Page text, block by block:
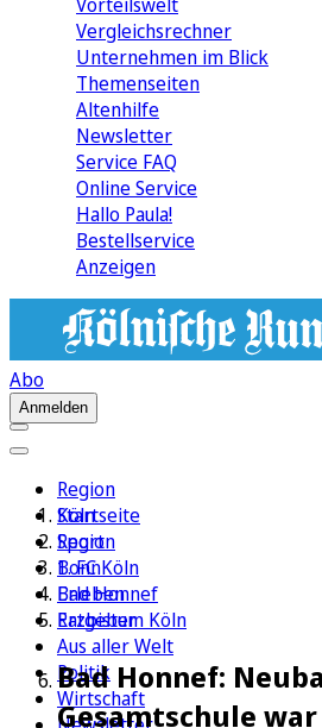
Vergleichsrechner
Unternehmen im Blick
Themenseiten
Altenhilfe
Newsletter
Service FAQ
Online Service
Hallo Paula!
Bestellservice
Anzeigen
Abo
Anmelden
Region
Köln
Sport
1. FC Köln
Erleben
Ratgeber
Aus aller Welt
Politik
Wirtschaft
Startseite
Region
Bonn
Bad Honnef
Erzbistum Köln
Bad Honnef:
Gesamtschule